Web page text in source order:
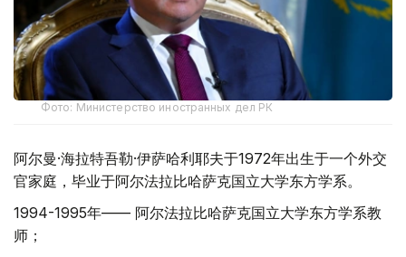
Фото: Министерство иностранных дел РК
阿尔曼·海拉特吾勒·伊萨哈利耶夫于1972年出生于一个外交
官家庭，毕业于阿尔法拉比哈萨克国立大学东方学系。
1994-1995年—— 阿尔法拉比哈萨克国立大学东方学系教
师；